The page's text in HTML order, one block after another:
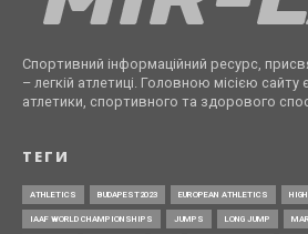
Спортивний інформаційний ресурс,
– легкій атлетиці. Головною місією сайту
атлетики, спортивного та здорового
ТЕГИ
ATHLETICS BUDAPEST2023 EUROPEAN ATHLETICS
IAAF WORLD CHAMPIONSHIPS JUMPS LONG JUMP